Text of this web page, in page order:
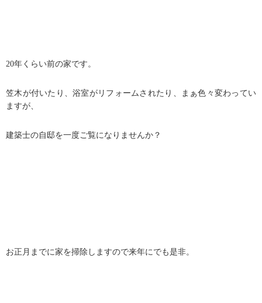
20年くらい前の家です。
笠木が付いたり、浴室がリフォームされたり、まぁ色々変わってい
ますが、
建築士の自邸を一度ご覧になりませんか？
お正月までに家を掃除しますので来年にでも是非。